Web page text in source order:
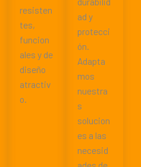
resisten
tes,
funcion
ales y de
diseño
atractiv
o.
ad y
protecci
ón.
Adapta
mos
nuestra
s
solucion
es a las
necesid